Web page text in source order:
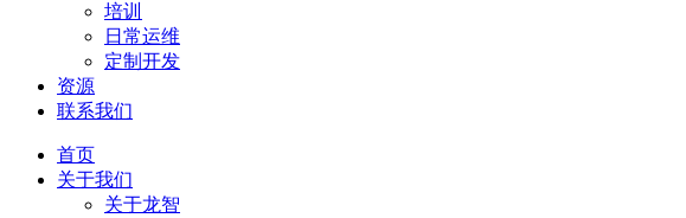
培训
日常运维
定制开发
资源
联系我们
首页
关于我们
关于龙智